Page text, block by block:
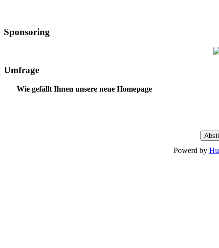
Sponsoring
Umfrage
Wie gefällt Ihnen unsere neue Homepage
Powerd by